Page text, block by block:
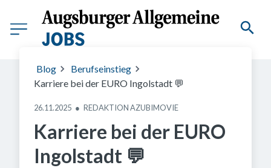
©️ EURO Fremdsprachenschule & EURO Fachakademie Ingolstadt
Blog
Berufseinstieg
Karriere bei der EURO Ingolstadt 💬
26.11.2025 ● REDAKTION AZUBIMOVIE
Karriere bei der EURO
Ingolstadt 💬